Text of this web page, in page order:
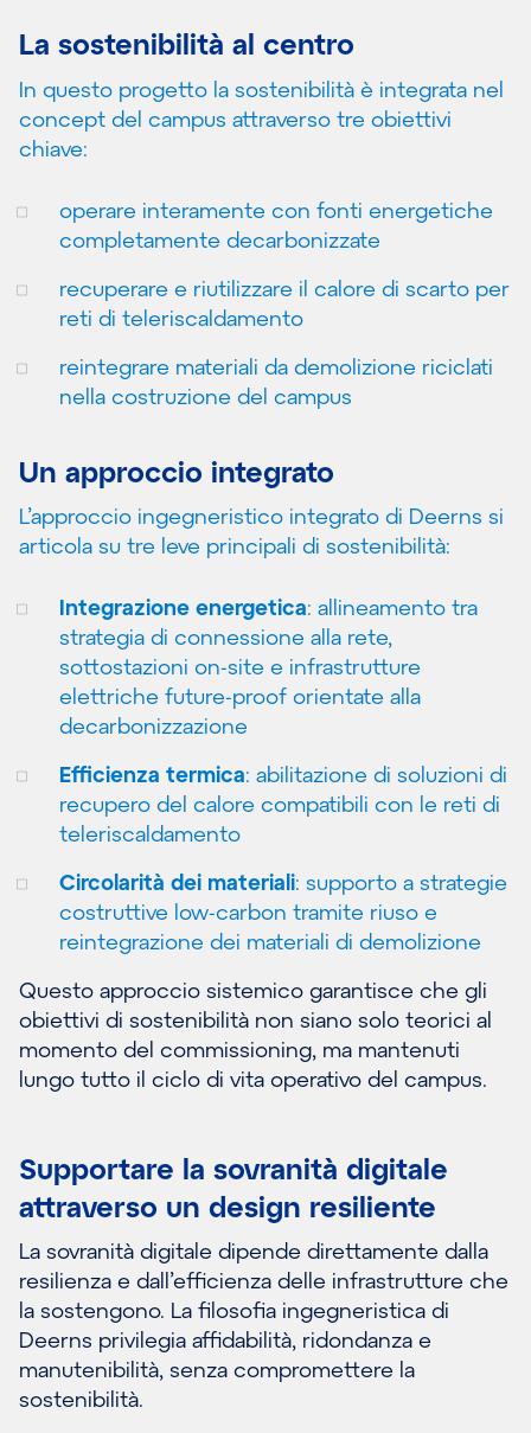
La sostenibilità al centro
In questo progetto la sostenibilità è integrata nel
concept del campus attraverso tre obiettivi
chiave:
operare interamente con fonti energetiche
completamente decarbonizzate
recuperare e riutilizzare il calore di scarto per
reti di teleriscaldamento
reintegrare materiali da demolizione riciclati
nella costruzione del campus
Un approccio integrato
L’approccio ingegneristico integrato di Deerns si
articola su tre leve principali di sostenibilità:
Integrazione energetica: allineamento tra
strategia di connessione alla rete,
sottostazioni on-site e infrastrutture
elettriche future-proof orientate alla
decarbonizzazione
Efficienza termica: abilitazione di soluzioni di
recupero del calore compatibili con le reti di
teleriscaldamento
Circolarità dei materiali: supporto a strategie
costruttive low-carbon tramite riuso e
reintegrazione dei materiali di demolizione
Questo approccio sistemico garantisce che gli
obiettivi di sostenibilità non siano solo teorici al
momento del commissioning, ma mantenuti
lungo tutto il ciclo di vita operativo del campus.
Supportare la sovranità digitale
attraverso un design resiliente
La sovranità digitale dipende direttamente dalla
resilienza e dall’efficienza delle infrastrutture che
la sostengono. La filosofia ingegneristica di
Deerns privilegia affidabilità, ridondanza e
manutenibilità, senza compromettere la
sostenibilità.